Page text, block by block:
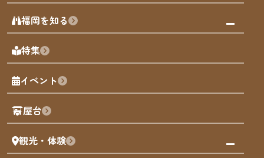
みんなの旅行記
天神エリア
博多旧市街
福岡城
歴史・文化
福岡を知る
福岡の見どころ
福岡の魅力
観光カレンダー
観光PR動画
まち歩き
福岡グルメ
特集
イベント
屋台
観光・体験